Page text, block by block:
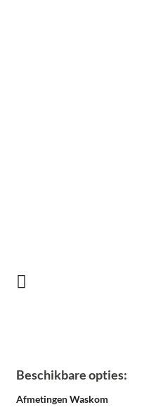
Beschikbare opties:
Afmetingen Waskom